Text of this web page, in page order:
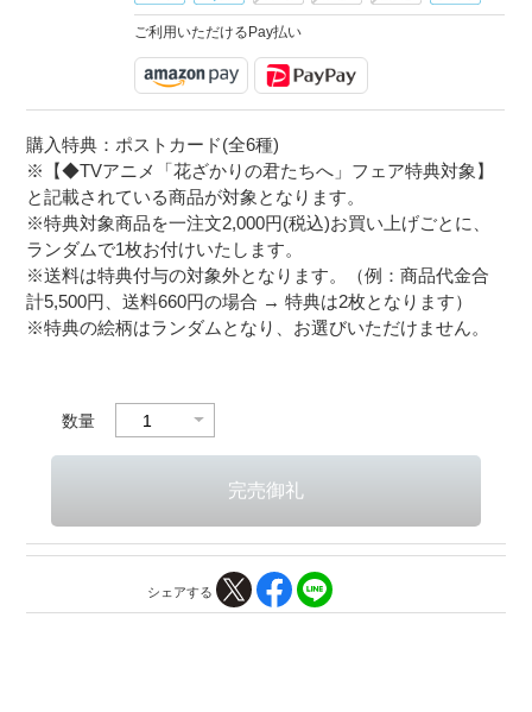
ご利用いただけるPay払い
購入特典：ポストカード(全6種)
※【◆TVアニメ「花ざかりの君たちへ」フェア特典対象】
と記載されている商品が対象となります。
※特典対象商品を一注文2,000円(税込)お買い上げごとに、
ランダムで1枚お付けいたします。
※送料は特典付与の対象外となります。（例：商品代金合
計5,500円、送料660円の場合 → 特典は2枚となります）
※特典の絵柄はランダムとなり、お選びいただけません。
数量
シェアする